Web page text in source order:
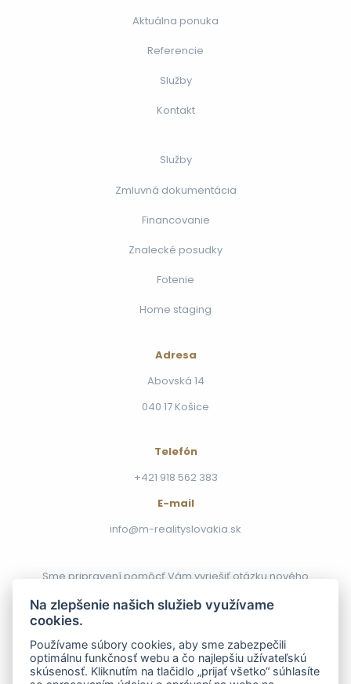
Aktuálna ponuka
Referencie
Služby
Kontakt
Služby
Zmluvná dokumentácia
Financovanie
Znalecké posudky
Fotenie
Home staging
Sme pripravení pomôcť Vám vyriešiť otázku nového
zabezpečiť. Stačí si len vybrať z našej ponuky, ktorú
Chcem
Adresa
Abovská 14
040 17 Košice
Telefón
+421 918 562 383
E-mail
info@m-realityslovakia.sk
Na zlepšenie našich služieb využívame
cookies.
Používame súbory cookies, aby sme zabezpečili
optimálnu funkčnosť webu a čo najlepšiu užívateľskú
skúsenosť. Kliknutím na tlačidlo „prijať všetko“ súhlasíte